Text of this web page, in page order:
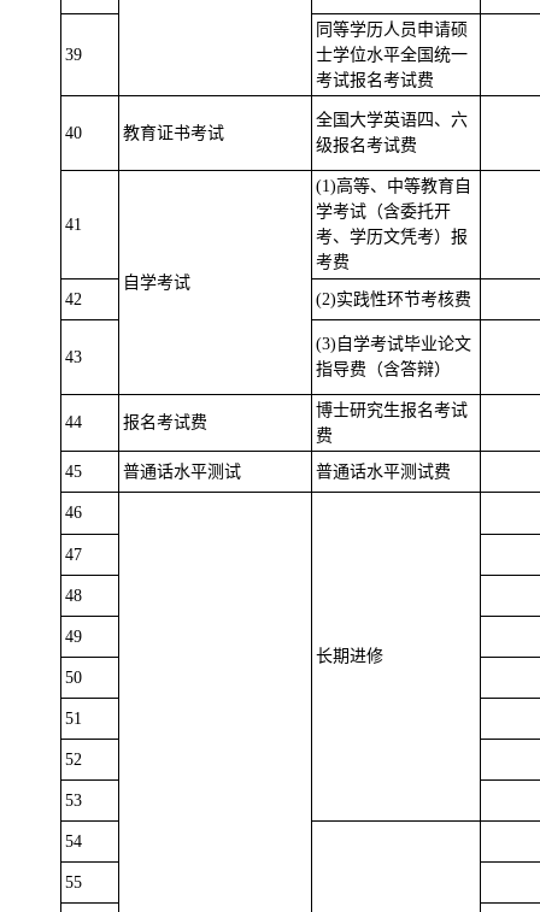
39
同等学历人员申请硕
士学位水平全国统一
考试报名考试费
40 教育证书考试
全国大学英语四、六
级报名考试费
41
自学考试
(1)高等、中等教育自
学考试（含委托开
考、学历文凭考）报
考费
42 (2)实践性环节考核费
43
(3)自学考试毕业论文
指导费（含答辩）
44 报名考试费
博士研究生报名考试
费
45
普通话水平测试 普通话水平测试费
46
长期进修
47
48
49
50
51
52
53
54
55